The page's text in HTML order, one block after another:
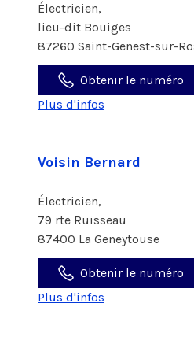
Électricien,
lieu-dit Bouiges
87260 Saint-Genest-sur-
Obtenir le numéro
Plus d'infos
Voisin Bernard
Électricien,
79 rte Ruisseau
87400 La Geneytouse
Obtenir le numéro
Plus d'infos